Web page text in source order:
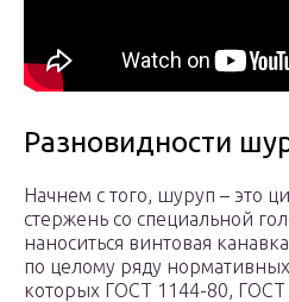
Разновидности
Начнем с того, шуруп – это
стержень со специальной
наноситься винтовая
по целому ряду
которых ГОСТ 1144-80, ГОСТ